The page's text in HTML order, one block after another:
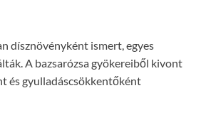
dísznövényként ismert, egyes
A bazsarózsa gyökereiből kivont
és gyulladáscsökkentőként